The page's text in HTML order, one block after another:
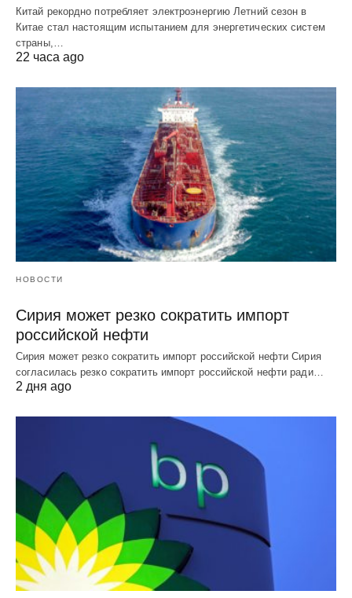
Китай рекордно потребляет электроэнергию Летний сезон в
Китае стал настоящим испытанием для энергетических систем
страны,…
22 часа ago
НОВОСТИ
Сирия может резко сократить импорт
российской нефти
Сирия может резко сократить импорт российской нефти Сирия
согласилась резко сократить импорт российской нефти ради…
2 дня ago